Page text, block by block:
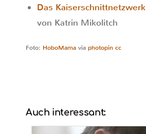
Das Kaiserschnittnetzwerk
von Katrin Mikolitch
Foto: HoboMama via photopin cc
Auch interessant: